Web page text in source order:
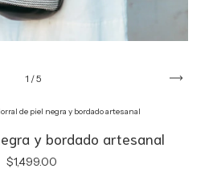
1 /5
de piel negra y bordado artesanal
y bordado artesanal
$1,499.00